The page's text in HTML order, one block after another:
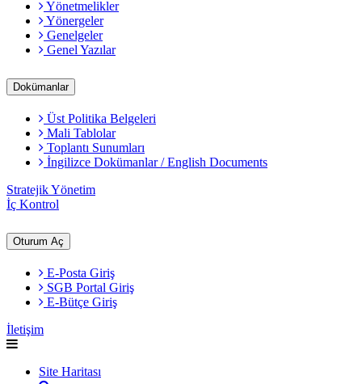
Yönetmelikler
Yönergeler
Genelgeler
Genel Yazılar
Dokümanlar
Üst Politika Belgeleri
Mali Tablolar
Toplantı Sunumları
İngilizce Dokümanlar / English Documents
Stratejik Yönetim
İç Kontrol
Oturum Aç
E-Posta Giriş
SGB Portal Giriş
E-Bütçe Giriş
İletişim
Site Haritası